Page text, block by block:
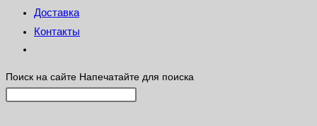
Доставка
Контакты
Поиск на сайте Напечатайте для поиска